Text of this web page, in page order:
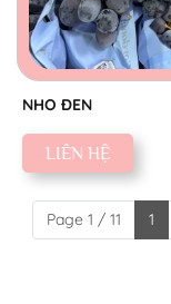
NHO ĐEN
LIÊN HỆ
Page 1 / 11 1